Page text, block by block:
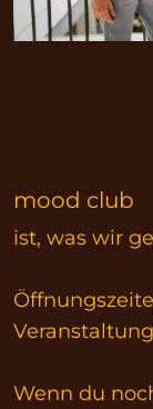
mood club
ist, was wir
Wenn du